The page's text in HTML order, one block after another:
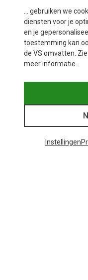
Mountain Equipment
Heren Flowstone Korte
... gebruiken we
diensten voor je
en je
toestemming kan
de VS omvatten.
meer informatie.
Instellingen